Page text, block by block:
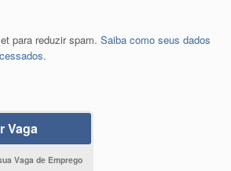
para reduzir spam.Saiba como seus dados
.
Vaga
Vaga de Emprego